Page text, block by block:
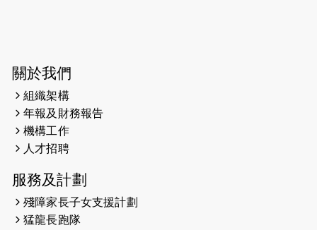
2025-03-21
2025-02-20
2025-02-06
馬拉松與猛龍國際共融大使Lukas
關於我們
組織架構
年報及財務報告
機構工作
人才招聘
服務及計劃
殘障家長子女支援計劃
猛龍長跑隊